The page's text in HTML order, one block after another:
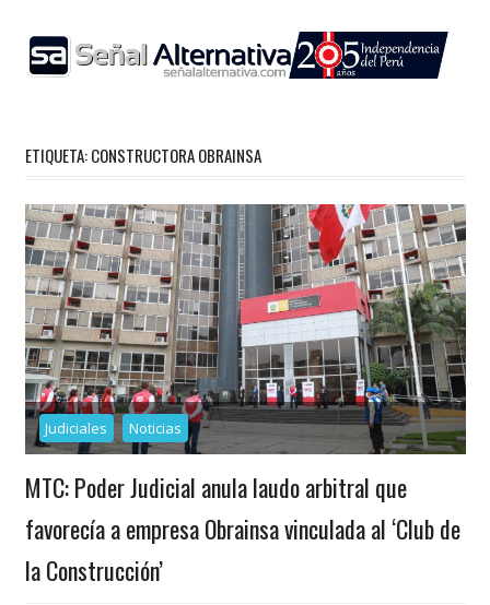
content
ETIQUETA:CONSTRUCTORA OBRAINSA
Judiciales Noticias
MTC: Poder Judicial anula laudo arbitral que
favorecía a empresa Obrainsa vinculada al ‘Club de
la Construcción’